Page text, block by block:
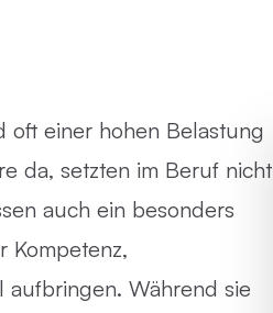
oft einer hohen Belastung
da, setzten im Beruf nicht
auch ein besonders
Kompetenz,
Während sie